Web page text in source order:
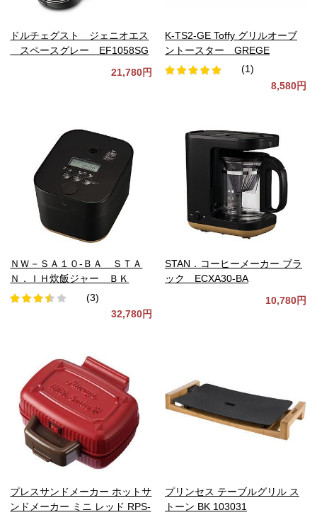
ドルチェグスト ジェニオエス
スペースグレー EF1058SG
21,780円
K-TS2-GE Toffy グリルオーブ
ントースター GREGE
(1)
8,580円
ＮＷ－ＳＡ１０‐ＢＡ ＳＴＡ
Ｎ．ＩＨ炊飯ジャー ＢＫ
(3)
32,780円
STAN．コーヒーメーカー ブラ
ック ECXA30-BA
10,780円
プレスサンドメーカー ホットサ
ンドメーカー ミニ レッド RPS-
プリンセス テーブルグリル ス
トーン BK 103031